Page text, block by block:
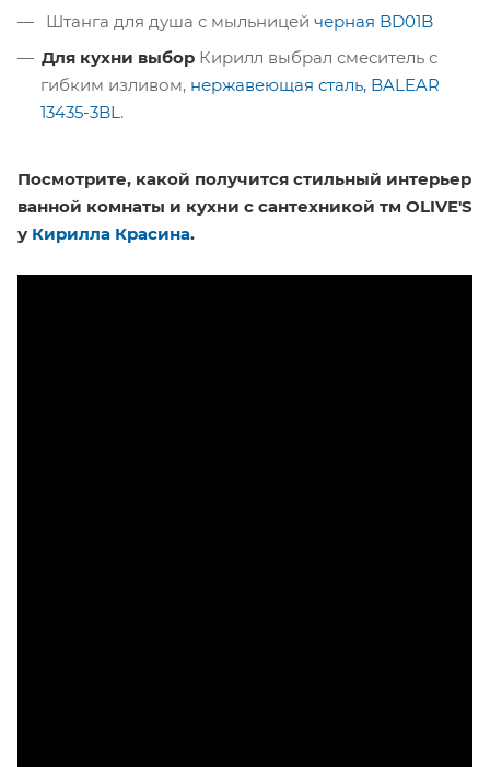
Штанга для душа с мыльницей черная BD01B
Для кухни выбор Кирилл выбрал смеситель с
гибким изливом, нержавеющая сталь, BALEAR
13435-3BL.
Посмотрите, какой получится стильный интерьер
ванной комнаты и кухни с сантехникой тм OLIVE'S
у Кирилла Красина.